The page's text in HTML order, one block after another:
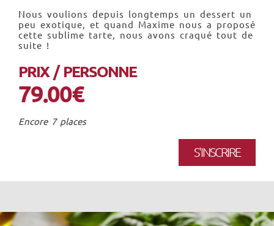
Nous voulions depuis longtemps un dessert un
peu exotique, et quand Maxime nous a proposé
cette sublime tarte, nous avons craqué tout de
suite !
PRIX / PERSONNE
79.00€
Encore 7 places
S'INSCRIRE